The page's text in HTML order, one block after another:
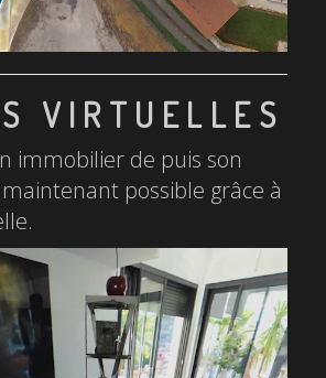
VIRTUELLES
immobilier de puis son
maintenant possible grâce à